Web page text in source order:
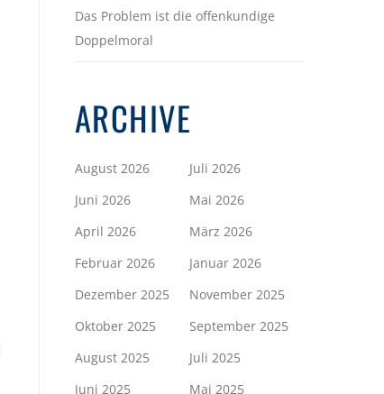
Das Problem ist die offenkundige
Doppelmoral
ARCHIVE
August 2026
Juli 2026
Juni 2026
Mai 2026
April 2026
März 2026
Februar 2026
Januar 2026
Dezember 2025
November 2025
Oktober 2025
September 2025
August 2025
Juli 2025
Juni 2025
Mai 2025